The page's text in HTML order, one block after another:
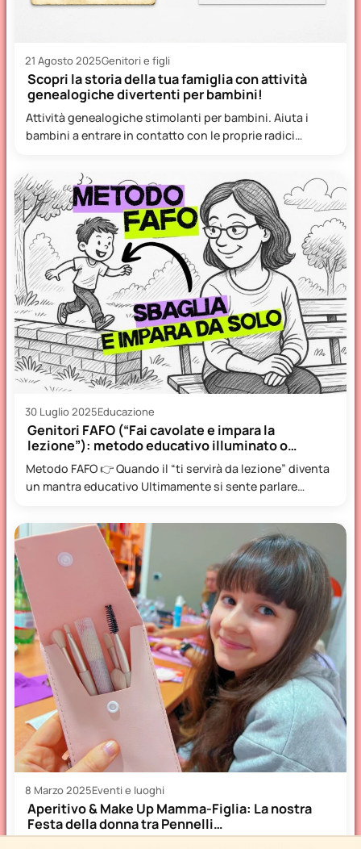
21 Agosto 2025Genitori e figli
Scopri la storia della tua famiglia con attività
genealogiche divertenti per bambini!
Attività genealogiche stimolanti per bambini. Aiuta i
bambini a entrare in contatto con le proprie radici
30 Luglio 2025Educazione
Genitori FAFO (“Fai cavolate e impara la
lezione”): metodo educativo illuminato o…
Metodo FAFO 👉 Quando il “ti servirà da lezione” diventa
un mantra educativo Ultimamente si sente parlare
8 Marzo 2025Eventi e luoghi
Aperitivo & Make Up Mamma-Figlia: La nostra
Festa della donna tra Pennelli…